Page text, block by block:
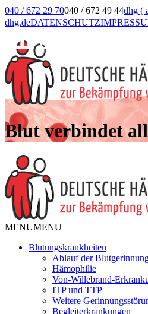
040 / 672 29 70040 / 672 49 44dhg (
dhg.deDATENSCHUTZ
Blut verbindet
MENUMENU
Blutungskrankheiten
Ablauf der
Hämophilie
Von-Willebrand-
ITP und TTP
Weitere
Begleiterkrankungen